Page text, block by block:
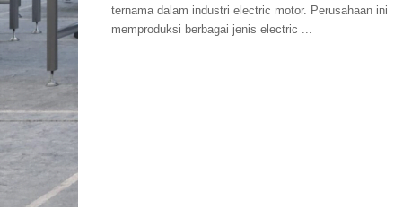
ternama dalam industri electric motor. Perusahaan ini
memproduksi berbagai jenis electric ...